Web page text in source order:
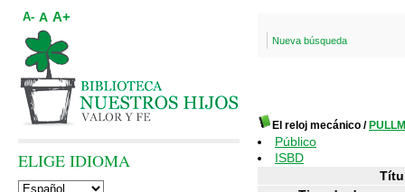
Nueva búsqueda
El reloj mecánico /
Público
ISBD
A- A A+
ELIGE IDIOMA